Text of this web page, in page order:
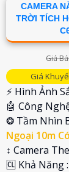
CAMERA
TRỜI TÍCH
Giá
Giá
️⚡ Hình Ảnh
🤖️ Công
❂ Tầm Nhìn
Ngoại 10m
↕️ Camera
️🆑 Khả Năng :